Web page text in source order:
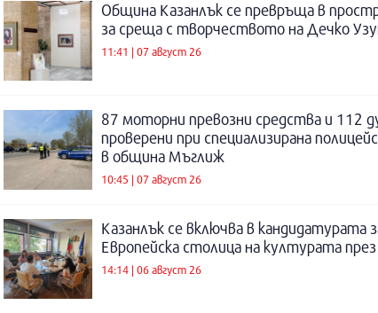
Община Казанлък се превръща в
за среща с творчеството на Дечко
11:41 | 07 август 26
87 моторни превозни средства и 112
проверени при специализирана
в община Мъглиж
10:45 | 07 август 26
Казанлък се включва в кандидатурата
Европейска столица на културата
14:14 | 06 август 26